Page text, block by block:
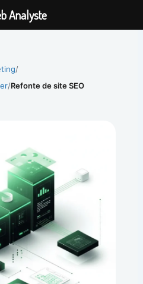
/
/Refonte de site SEO
Analyste